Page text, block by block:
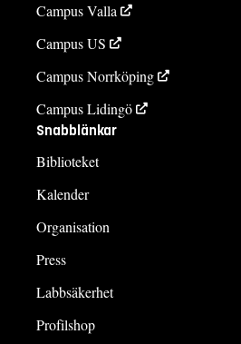
Campus Valla
Campus US
Campus Norrköping
Campus Lidingö
Snabblänkar
Biblioteket
Kalender
Organisation
Press
Labbsäkerhet
Profilshop